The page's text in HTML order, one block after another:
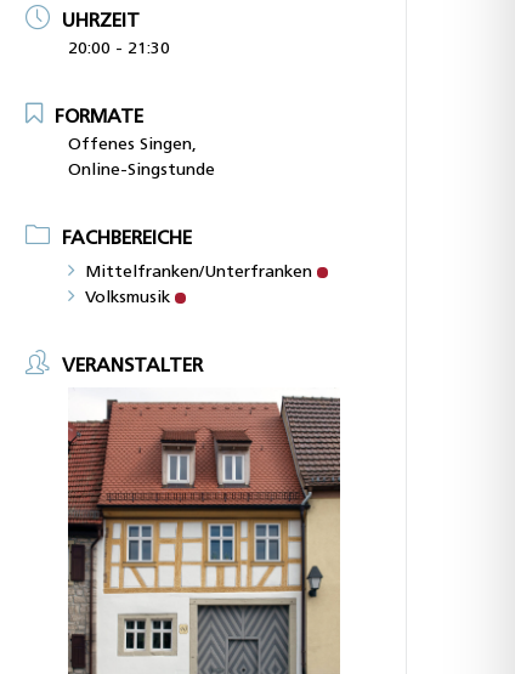
UHRZEIT
20:00 - 21:30
FORMATE
Offenes Singen,
Online-Singstunde
FACHBEREICHE
Mittelfranken/Unterfranken
Volksmusik
VERANSTALTER